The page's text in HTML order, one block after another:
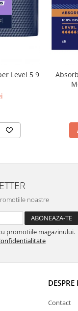
Level 5 9
noastre
promotiile magazinului.
Contact